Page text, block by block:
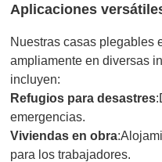
Aplicaciones
Nuestras casas plegables
ampliamente en diversas
incluyen:
Refugios para desastres
emergencias.
Viviendas en obra
para los trabajadores.